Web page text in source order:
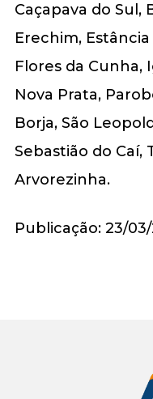
Caçapava do Sul,
Erechim,
Flores da Cunha,
Nova Prata,
Borja, São
Sebastião do Caí,
Arvorezinha.
Publicação: 23/03/